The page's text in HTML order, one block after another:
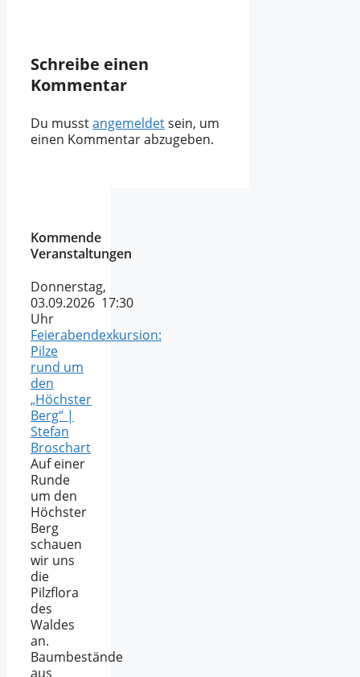
Schreibe einen
Kommentar
Du musstangemeldetsein, um
einen Kommentar abzugeben.
Kommende
Veranstaltungen
Donnerstag,
03.09.2026 17:30
Uhr
Feierabendexkursion:
Pilze
rund um
den
„Höchster
Berg“ |
Stefan
Broschart
Auf einer
Runde
um den
Höchster
Berg
schauen
wir uns
die
Pilzflora
des
Waldes
an.
Baumbestände
aus